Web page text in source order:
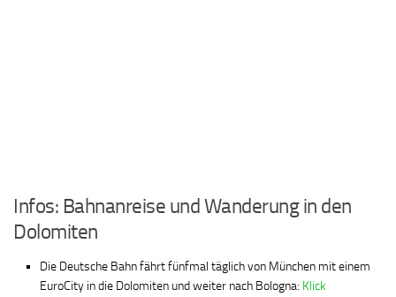
Infos: Bahnanreise und Wanderung in den
Dolomiten
Die Deutsche Bahn fährt fünfmal täglich von München mit einem
EuroCity in die Dolomiten und weiter nach Bologna: Klick